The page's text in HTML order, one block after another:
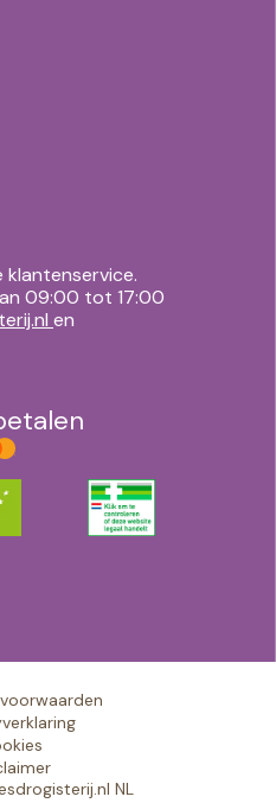
09:00 tot 17:00
en
NL